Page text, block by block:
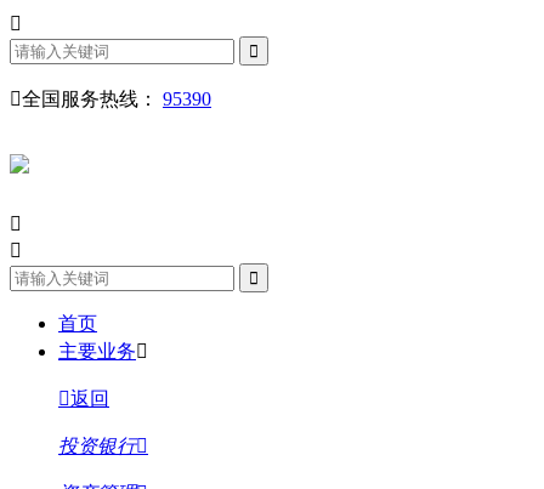
全国服务热线： 95390
首页
主要业务
返回
投资银行